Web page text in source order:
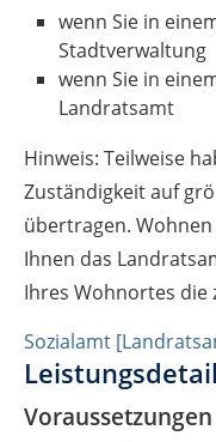
wenn Sie in
Stadtverwaltung
wenn Sie in
Landratsamt
Hinweis: Teilweise
Zuständigkeit auf
übertragen.
Ihnen das
Ihres Wohnortes die
Sozialamt
Voraussetzungen